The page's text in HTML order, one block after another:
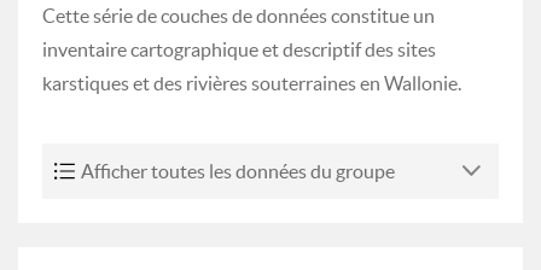
Cette série de couches de données constitue un
inventaire cartographique et descriptif des sites
karstiques et des rivières souterraines en Wallonie.
Afficher toutes les données du groupe